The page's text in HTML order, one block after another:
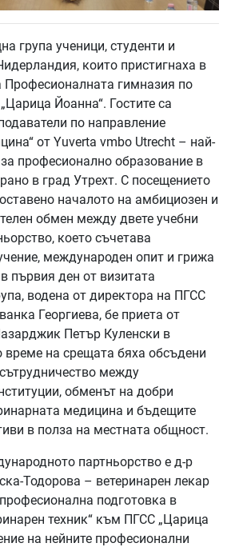
група ученици, студенти и
които пристигнаха в
Професионалната гимназия по
Йоанна“. Гостите са
по направление
от Yuverta vmbo Utrecht – най-
професионално образование в
в град Утрехт. С посещението
началото на амбициозен и
обмен между двете учебни
което съчетава
международен опит и грижа
първия ден от визитата
водена от директора на ПГСС
Георгиева, бе приета от
Петър Куленски в
време на срещата бяха обсъдени
между
обменът на добри
медицина и бъдещите
в полза на местната общност.
партньорство е д-р
Тодорова – ветеринарен лекар
подготовка в
техник“ към ПГСС „Царица
на нейните професионални